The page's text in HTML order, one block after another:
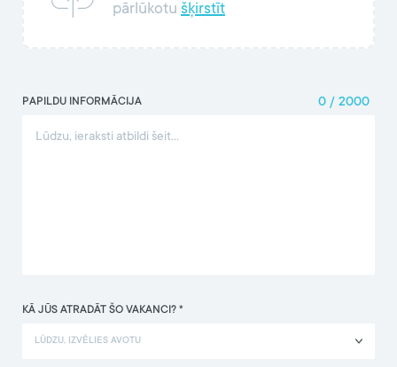
pārlūkotu šķirstīt
PAPILDU INFORMĀCIJA 0 / 2000
KĀ JŪS ATRADĀT ŠO VAKANCI? *
LŪDZU, IZVĒLIES AVOTU